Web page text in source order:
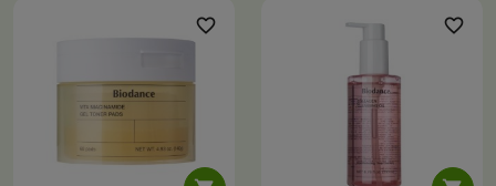
cholesterolem i lecytyną
wspiera barierę hydrolipidową
azjatycką i kompleksem 12
peptydów wygładza, poprawia
do kolejnych etapów pielęgnacji
favorite_border favorite_border